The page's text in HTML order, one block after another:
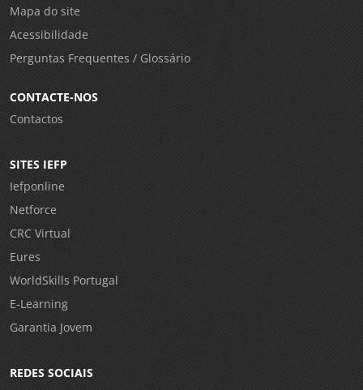
Mapa do site
Acessibilidade
Perguntas Frequentes / Glossário
CONTACTE-NOS
Contactos
SITES IEFP
Iefponline
Netforce
CRC Virtual
Eures
WorldSkills Portugal
E-Learning
Garantia Jovem
REDES SOCIAIS